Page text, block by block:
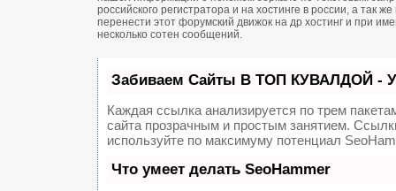
российского регистратора и на хостинге в россии, а
перенести этот форумский движок на др хостинг и при
несколько сотен сообщений.
Забиваем Сайты В ТОП КУВАЛДОЙ -
Каждая ссылка анализируется по трем
сайта прозрачным и простым занятием.
используйте по максимуму потенциал
Что умеет делать SeoHammer